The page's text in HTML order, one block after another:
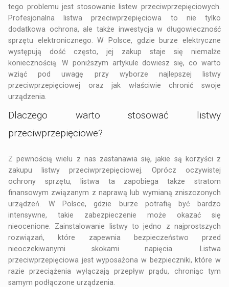
tego problemu jest stosowanie listew przeciwprzepięciowych.
Profesjonalna listwa przeciwprzepięciowa to nie tylko
dodatkowa ochrona, ale także inwestycja w długowieczność
sprzętu elektronicznego. W Polsce, gdzie burze elektryczne
występują dość często, jej zakup staje się niemalże
koniecznością. W poniższym artykule dowiesz się, co warto
wziąć pod uwagę przy wyborze najlepszej listwy
przeciwprzepięciowej oraz jak właściwie chronić swoje
urządzenia.
Dlaczego warto stosować listwy
przeciwprzepięciowe?
Z pewnością wielu z nas zastanawia się, jakie są korzyści z
zakupu listwy przeciwprzepięciowej. Oprócz oczywistej
ochrony sprzętu, listwa ta zapobiega także stratom
finansowym związanym z naprawą lub wymianą zniszczonych
urządzeń. W Polsce, gdzie burze potrafią być bardzo
intensywne, takie zabezpieczenie może okazać się
nieocenione. Zainstalowanie listwy to jedno z najprostszych
rozwiązań, które zapewnia bezpieczeństwo przed
nieoczekiwanymi skokami napięcia. Listwa
przeciwprzepięciowa jest wyposażona w bezpieczniki, które w
razie przeciążenia wyłączają przepływ prądu, chroniąc tym
samym podłączone urządzenia.